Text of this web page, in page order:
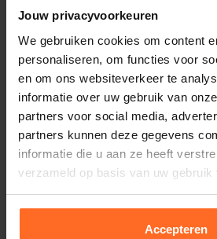
Jouw privacyvoorkeuren
We gebruiken cookies om content
personaliseren, om functies voor
en om ons websiteverkeer te
informatie over uw gebruik van
partners voor social media,
partners kunnen deze gegevens
informatie die u aan ze heeft
verzameld op basis van uw gebruik
Accepteren
Artikelnummer
Leveranciersnummer
Categorie
Merk
Kwaliteit
Afmetingen
Altijd gratis bezorging
Bezorging is altijd gratis, binnen 1-
thuisgeleverd met DHL.
Retourneren
Binnen 30 dagen eenvoudig
slechts € 4,95 of op eigen kosten
Bomont winkels kunt u ook gratis
Betalen
iDeal, Riverty (Afterpay),